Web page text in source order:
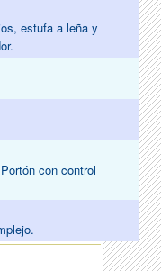
estufa a leña y
con control